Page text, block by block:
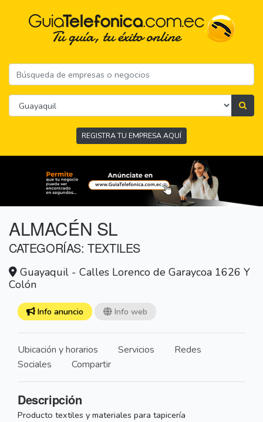
REGISTRA TU EMPRESA AQUÍ
ALMACÉN SL
CATEGORÍAS: TEXTILES
Guayaquil - Calles Lorenco de Garaycoa 1626 Y
Colón
Info anuncio Info web
Ubicación y horarios Servicios
Redes
Sociales
Compartir
Descripción
Producto textiles y materiales para tapicería